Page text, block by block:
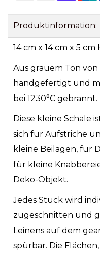
Produktinformation:
14 cm x 14 cm x 5
Aus grauem Ton
handgefertigt und
bei 1230°C gebrannt.
Diese kleine Schale
sich für Aufstriche
kleine Beilagen, für
für kleine
Deko-Objekt.
Jedes Stück wird
zugeschnitten und
Leinens auf dem
spürbar. Die